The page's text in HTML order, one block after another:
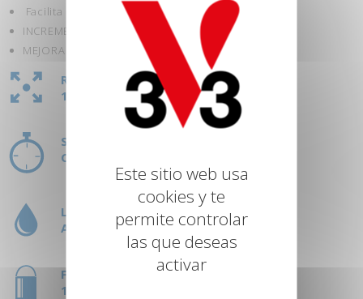
Facilita la RENOVACIÓN.
INCREMENTA la porosidad de los suelos.
MEJORA la adherencia de las pinturas.
RENDIMIENTO:
1L = 40M²
SECADO:
COMPLETO: 24H
LIMPIEZA HERRAMIENTAS:
AGUA
FORMATO:
1L
Este sitio web usa
cookies y te
permite controlar
las que deseas
activar